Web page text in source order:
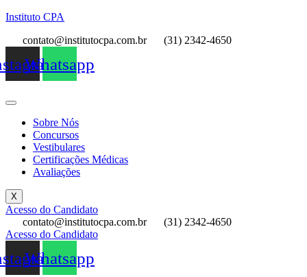
Instituto CPA
contato@institutocpa.com.br
(31) 2342-4650
Whatsapp
Sobre Nós
Concursos
Vestibulares
Certificações Médicas
Avaliações
X
Acesso do Candidato
contato@institutocpa.com.br
(31) 2342-4650
Acesso do Candidato
Whatsapp